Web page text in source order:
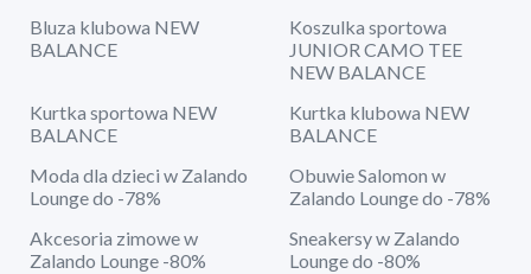
Bluza klubowa NEW
BALANCE
Koszulka sportowa
JUNIOR CAMO TEE
NEW BALANCE
Kurtka sportowa NEW
BALANCE
Kurtka klubowa NEW
BALANCE
Moda dla dzieci w Zalando
Lounge do -78%
Obuwie Salomon w
Zalando Lounge do -78%
Akcesoria zimowe w
Zalando Lounge -80%
Sneakersy w Zalando
Lounge do -80%